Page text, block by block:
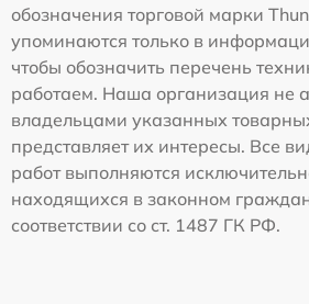
обозначения торговой марки
упоминаются только в
чтобы обозначить перечень
работаем. Наша организация не
владельцами указанных
представляет их интересы. Все
работ выполняются
находящихся в законном
соответствии со ст. 1487 ГК РФ.